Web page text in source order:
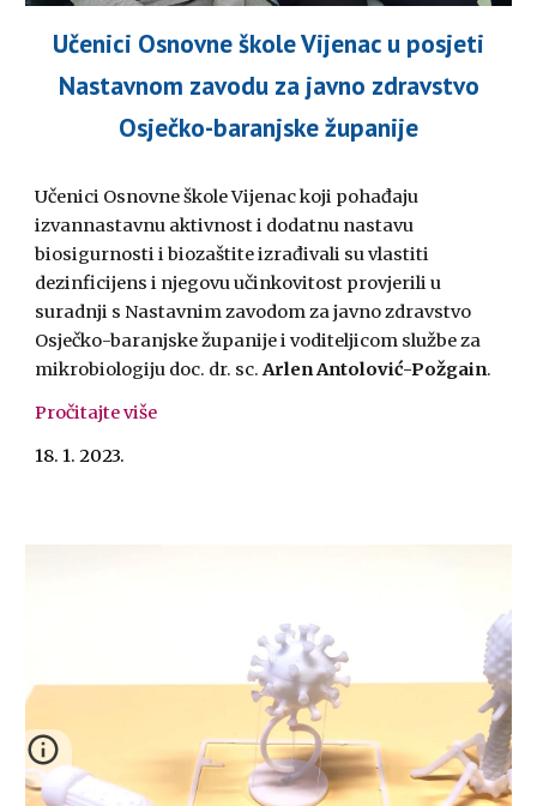
Učenici Osnovne škole Vijenac u posjeti
Nastavnom zavodu za javno zdravstvo
Osječko-baranjske županije
Učenici Osnovne škole Vijenac koji pohađaju
izvannastavnu aktivnost i dodatnu nastavu
biosigurnosti i biozaštite izrađivali su vlastiti
dezinficijens i njegovu učinkovitost provjerili u
suradnji s Nastavnim zavodom za javno zdravstvo
Osječko-baranjske županije i voditeljicom službe za
mikrobiologiju doc. dr. sc.Arlen Antolović-Požgain.
Pročitajte više
18. 1. 2023.